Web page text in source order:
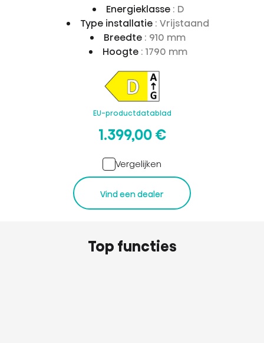
Energieklasse : D
Type installatie : Vrijstaand
Breedte : 910 mm
Hoogte : 1790 mm
EU-productdatablad
1.399,00 €
Vergelijken
Vind een dealer
Top functies